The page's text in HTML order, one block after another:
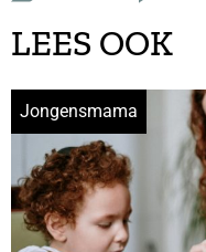
LEES OOK
Jongensmama